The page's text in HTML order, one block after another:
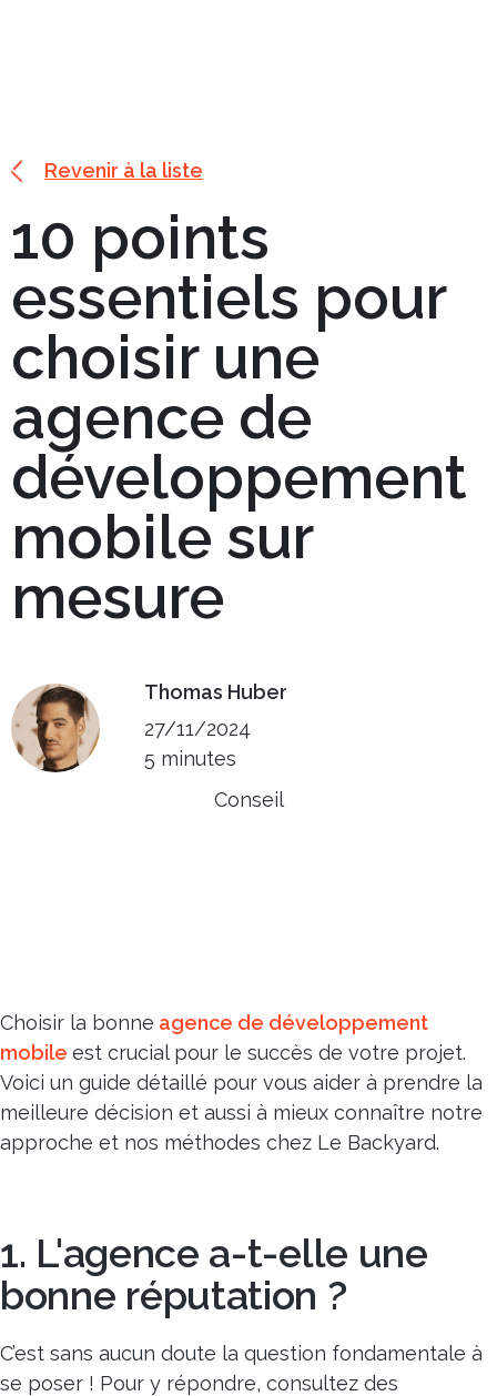
Revenir à la liste
10 points
essentiels pour
choisir une
agence de
développement
mobile sur
mesure
Thomas Huber
27/11/2024
5 minutes
Conseil
Choisir la bonne agence de développement
mobile est crucial pour le succès de votre projet.
Voici un guide détaillé pour vous aider à prendre la
meilleure décision et aussi à mieux connaître notre
approche et nos méthodes chez Le Backyard.
1. L'agence a-t-elle une
bonne réputation ?
C’est sans aucun doute la question fondamentale à
se poser ! Pour y répondre, consultez des